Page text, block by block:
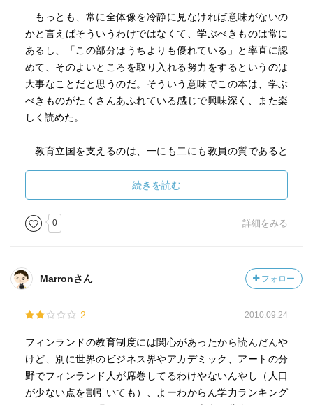
もっとも、常に全体像を冷静に見なければ意味がないの
かと言えばそういうわけではなくて、学ぶべきものは常に
あるし、「この部分はうちよりも優れている」と率直に認
めて、そのよいところを取り入れる努力をするというのは
大事なことだと思うのだ。そういう意味でこの本は、学ぶ
べきものがたくさんあふれている感じで興味深く、また楽
しく読めた。
教育立国を支えるのは、一にも二にも教員の質であると
恥じないだけの立派な先生がたくさんいるように読んでい
て思った。だけど、個々の先生の才能と努力ということで
はすまない部分がいくつもあって、そのうち特に３つが、
強く印象に残った。
ひとつは教員養成のシステムである。特に日本でいうと
ころの教育実習のやり方が徹底していて、確かにこれなら
う。教員を養成する資格というものがあって、その資格を
持っている現場の先生がたくさんいて、そういう先生がつ
きっきりて教員の卵（つまりは後輩）を育てる。しかも、
そういう先輩が納得するまで実習が終わらない、なんてい
うのはものすごいシステムだと思う。
続きを読む
0 詳細をみる
Marronさん フォロー
2 2010.09.24
フィンランドの教育制度には関心があったから読んだんや
けど、別に世界のビジネス界やアカデミック、アートの分
野でフィンランド人が席巻してるわけやないんやし（人口
が少ない点を割引いても）、よーわからん学力ランキング